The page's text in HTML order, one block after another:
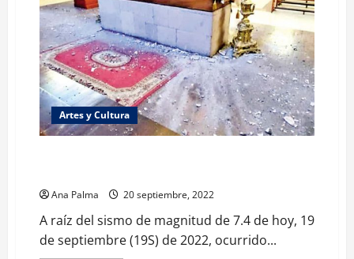
Artes y Cultura
Ana Palma 20 septiembre, 2022
A raíz del sismo de magnitud de 7.4 de hoy, 19
de septiembre (19S) de 2022, ocurrido...